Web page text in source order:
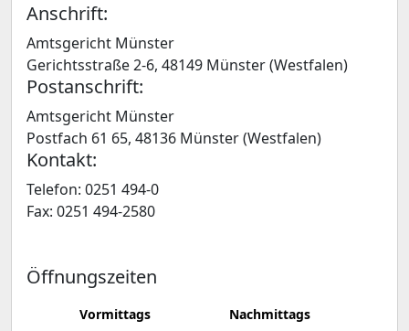
Anschrift:
Amtsgericht Münster
Gerichtsstraße 2-6, 48149 Münster (Westfalen)
Postanschrift:
Amtsgericht Münster
Postfach 61 65, 48136 Münster (Westfalen)
Kontakt:
Telefon: 0251 494-0
Fax: 0251 494-2580
Öffnungszeiten
Vormittags Nachmittags